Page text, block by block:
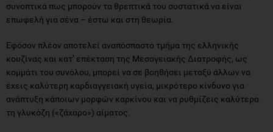
συνοπτικά πως μπορούν τα θρεπτικά του συστατικά να είναι
επωφελή για σένα – έστω και στη θεωρία.
Εφόσον πλέον αποτελεί αναπόσπαστο τμήμα της ελληνικής
κουζίνας και κατ’ επέκταση της Μεσογειακής Διατροφής, ως
κομμάτι του συνόλου, μπορεί να σε βοηθήσει μεταξύ άλλων να
έχεις καλύτερη καρδιαγγειακή υγεία, μικρότερο κίνδυνο για
ανάπτυξη κάποιων μορφών καρκίνου και να ρυθμίζεις καλύτερα
τη γλυκόζη («ζάχαρο») αίματος.